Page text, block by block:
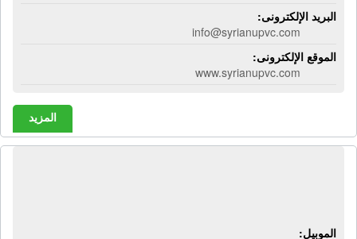
البريد الإلكترونى:
info@syrianupvc.com
الموقع الإلكترونى:
www.syrianupvc.com
المزيد
الموبيل: